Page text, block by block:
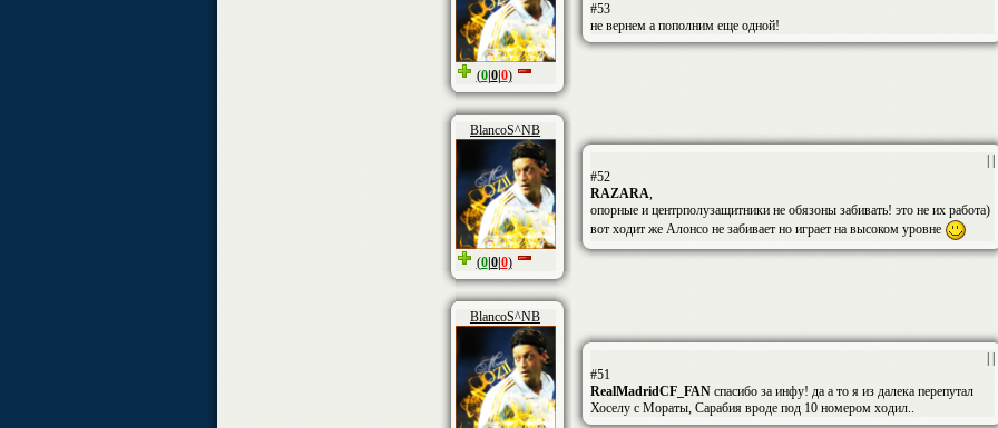
(0|0|0)
#53
не вернем а пополним еще одной!
BlancoS^NB
(0|0|0)
#52
RAZARA,
опорные и центрполузащитники не обязоны забивать! это не их работа)
вот ходит же Алонсо не забивает но играет на высоком уровне
BlancoS^NB
#51
RealMadridCF_FANспасибо за инфу! да а то я из далека перепутал
Хоселу с Мораты, Сарабия вроде под 10 номером ходил..